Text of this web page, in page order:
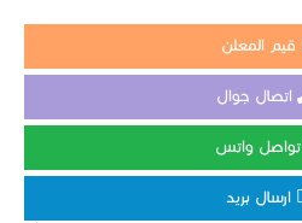
قيم المعلن
اتصال جوال
تواصل واتس
ارسال بريد